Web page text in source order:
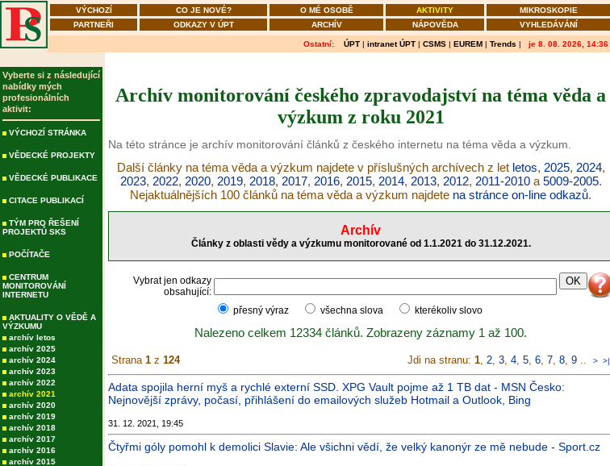
VÝCHOZÍ CO JE NOVÉ? O MÉ OSOBĚ AKTIVITY
MIKROSKOPIE
PARTNEŘI
ODKAZY V ÚPT ARCHÍV NÁPOVĚDA VYHLEDÁVÁNÍ
Ostatní: ÚPT | intranet ÚPT | CSMS | EUREM | Trends | je 8. 08. 2026, 14:36
Vyberte si z následující
nabídky mých
profesionálních
aktivit:
VÝCHOZÍ STRÁNKA
VĚDECKÉ PROJEKTY
VĚDECKÉ PUBLIKACE
CITACE PUBLIKACÍ
TÝM PRO ŘEŠENÍ
PROJEKTŮ SKS
POČÍTAČE
CENTRUM
MONITOROVÁNÍ
INTERNETU
AKTUALITY O VĚDĚ A
VÝZKUMU
archív letos
archív 2025
archív 2024
archív 2023
archív 2022
archív 2021
archív 2020
archív 2019
archív 2018
archív 2017
archív 2016
archív 2015
Archív monitorování českého zpravodajství na téma věda a
výzkum z roku 2021
Na této stránce je archív monitorování článků z českého internetu na téma věda a výzkum.
Další články na téma věda a výzkum najdete v příslušných archívech z let letos, 2025, 2024,
2023, 2022, 2020, 2019, 2018, 2017, 2016, 2015, 2014, 2013, 2012, 2011-2010a 5009-2005.
Nejaktuálnějších 100 článků na téma věda a výzkum najdete na stránce on-line odkazů.
Archív
Články z oblasti vědy a výzkumu monitorované od 1.1.2021 do 31.12.2021.
Vybrat jen odkazy
obsahující:
přesný výraz
všechna slova kterékoliv slovo
Nalezeno celkem 12334 článků. Zobrazeny záznamy 1 až 100.
Strana 1 z 124 Jdi na stranu: 1, 2, 3, 4, 5, 6, 7, 8, 9 .. > >|
Adata spojila herní myš a rychlé externí SSD. XPG Vault pojme až 1 TB dat - MSN Česko:
Nejnovější zprávy, počasí, přihlášení do emailových služeb Hotmail a Outlook, Bing
31. 12. 2021, 19:45
Čtyřmi góly pomohl k demolici Slavie: Ale všichni vědí, že velký kanonýr ze mě nebude - Sport.cz